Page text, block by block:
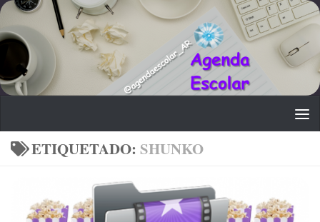
Saltar al contenido
ETIQUETADO: SHUNKO